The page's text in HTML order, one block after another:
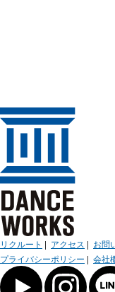
リクルート | アクセス | お問
プライバシーポリシー | 会社